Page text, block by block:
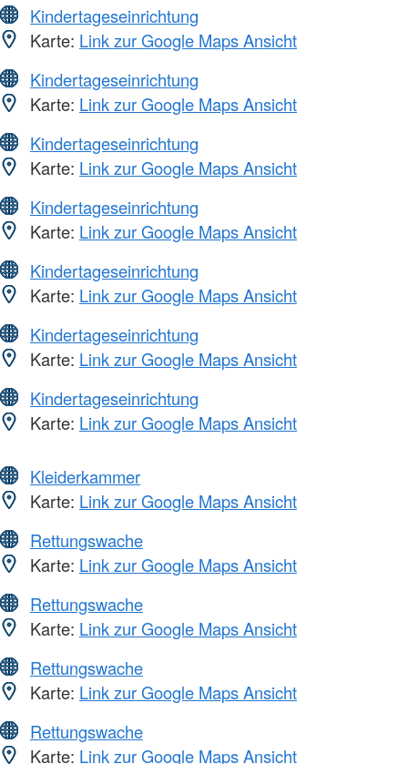
Kindertageseinrichtung
Karte: Link zur Google Maps Ansicht
Kindertageseinrichtung
Karte: Link zur Google Maps Ansicht
Kindertageseinrichtung
Karte: Link zur Google Maps Ansicht
Kindertageseinrichtung
Karte: Link zur Google Maps Ansicht
Kindertageseinrichtung
Karte: Link zur Google Maps Ansicht
Kindertageseinrichtung
Karte: Link zur Google Maps Ansicht
Kindertageseinrichtung
Karte: Link zur Google Maps Ansicht
Kleiderkammer
Karte: Link zur Google Maps Ansicht
Rettungswache
Karte: Link zur Google Maps Ansicht
Rettungswache
Karte: Link zur Google Maps Ansicht
Rettungswache
Karte: Link zur Google Maps Ansicht
Rettungswache
Karte: Link zur Google Maps Ansicht